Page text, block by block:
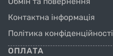
Контактна інформація
Політика конфіденційності
ОПЛАТА